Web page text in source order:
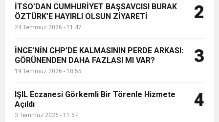
İTSO’DAN CUMHURİYET BAŞSAVCISI BURAK
ÖZTÜRK’E HAYIRLI OLSUN ZİYARETİ
24 Temmuz 2026 - 11:47
2
İNCE’NİN CHP’DE KALMASININ PERDE ARKASI:
GÖRÜNENDEN DAHA FAZLASI MI VAR?
19 Temmuz 2026 - 18:55
3
IŞIL Eczanesi Görkemli Bir Törenle Hizmete
Açıldı
3 Temmuz 2026 - 11:57
4